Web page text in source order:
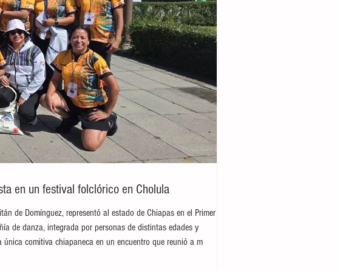
en un festival folclórico en Cholula
de Domínguez, representó al estado de Chiapas en el Primer
de danza, integrada por personas de distintas edades y
comitiva chiapaneca en un encuentro que reunió a m